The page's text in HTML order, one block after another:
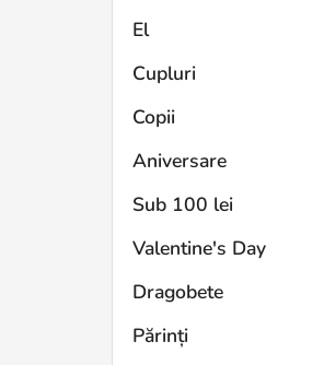
El
Cupluri
Copii
Aniversare
Sub 100 lei
Valentine's Day
Dragobete
Părinți